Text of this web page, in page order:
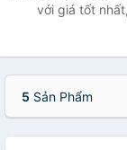
với giá tốt
5 Sản Phẩm